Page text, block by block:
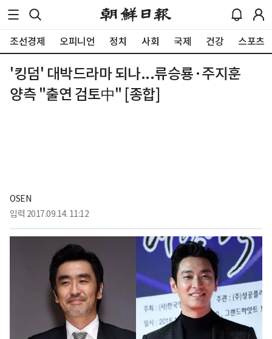
조선경제 오피니언 정치 사회 국제 건강 스포츠
'킹덤' 대박드라마 되나...류승룡·주지훈
양측 "출연 검토中" [종합]
OSEN
입력 2017.09.14. 11:12